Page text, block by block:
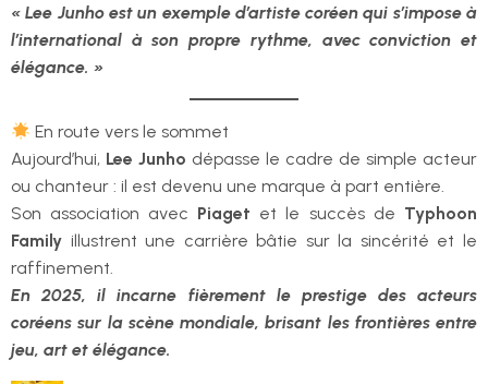
« Lee Junho est un exemple d’artiste coréen qui s’impose à
l’international à son propre rythme, avec conviction et
élégance. »
En route vers le sommet
Aujourd’hui, Lee Junho dépasse le cadre de simple acteur
ou chanteur : il est devenu une marque à part entière.
Son association avec Piaget et le succès de Typhoon
Family illustrent une carrière bâtie sur la sincérité et le
raffinement.
En 2025, il incarne fièrement le prestige des acteurs
coréens sur la scène mondiale, brisant les frontières entre
jeu, art et élégance.